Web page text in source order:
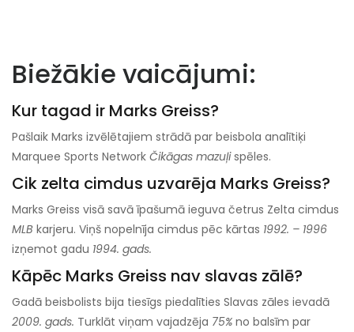
Biežākie vaicājumi:
Kur tagad ir Marks Greiss?
Pašlaik Marks izvēlētajiem strādā par beisbola analītiķi
Marquee Sports Network Čikāgas mazuļispēles.
Cik zelta cimdus uzvarēja Marks Greiss?
Marks Greiss visā savā īpašumā ieguva četrus Zelta cimdus
MLB karjeru. Viņš nopelnīja cimdus pēc kārtas 1992. – 1996
izņemot gadu 1994. gads.
Kāpēc Marks Greiss nav slavas zālē?
Gadā beisbolists bija tiesīgs piedalīties Slavas zāles ievadā
2009. gads. Turklāt viņam vajadzēja 75% no balsīm par